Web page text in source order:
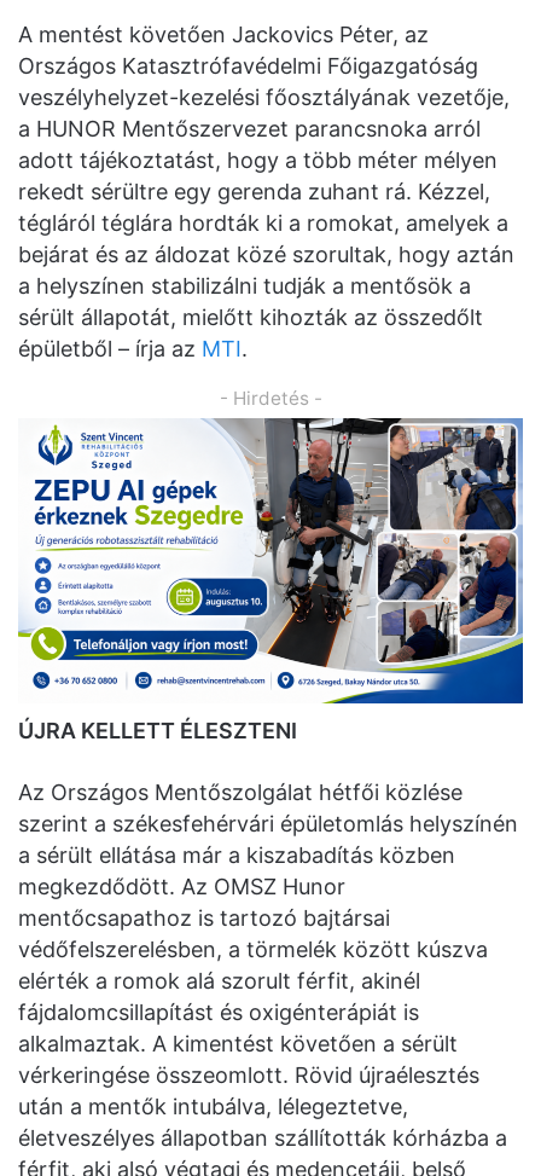
A mentést követően Jackovics Péter, az
Országos Katasztrófavédelmi Főigazgatóság
veszélyhelyzet-kezelési főosztályának vezetője,
a HUNOR Mentőszervezet parancsnoka arról
adott tájékoztatást, hogy a több méter mélyen
rekedt sérültre egy gerenda zuhant rá. Kézzel,
tégláról téglára hordták ki a romokat, amelyek a
bejárat és az áldozat közé szorultak, hogy aztán
a helyszínen stabilizálni tudják a mentősök a
sérült állapotát, mielőtt kihozták az összedőlt
épületből – írja az MTI.
- Hirdetés -
ÚJRA KELLETT ÉLESZTENI
Az Országos Mentőszolgálat hétfői közlése
szerint a székesfehérvári épületomlás helyszínén
a sérült ellátása már a kiszabadítás közben
megkezdődött. Az OMSZ Hunor
mentőcsapathoz is tartozó bajtársai
védőfelszerelésben, a törmelék között kúszva
elérték a romok alá szorult férfit, akinél
fájdalomcsillapítást és oxigénterápiát is
alkalmaztak. A kimentést követően a sérült
vérkeringése összeomlott. Rövid újraélesztés
után a mentők intubálva, lélegeztetve,
életveszélyes állapotban szállították kórházba a
férfit, aki alsó végtagi és medencetáji, belső